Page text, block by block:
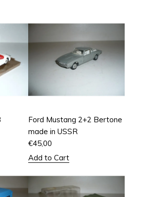
Ford Mustang 2+2 Bertone
made in USSR
€45,00
Add to Cart